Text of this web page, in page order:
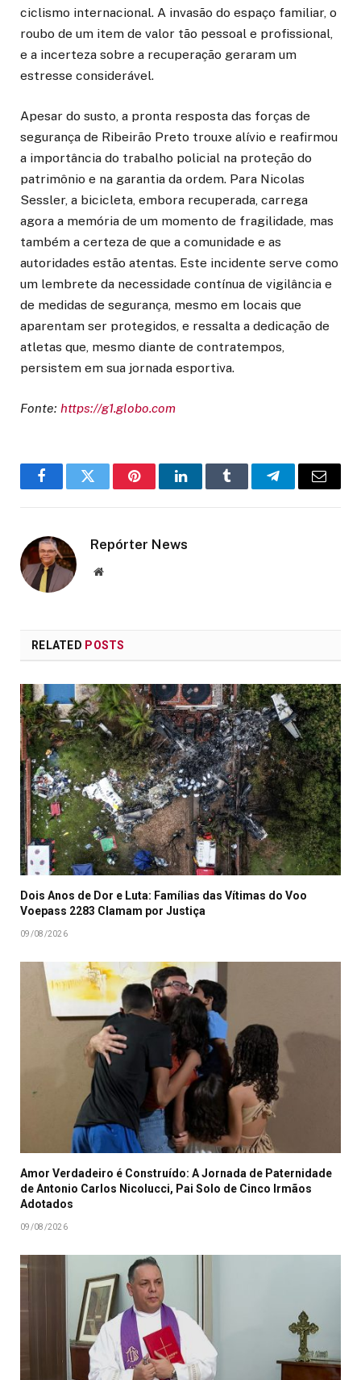
ciclismo internacional. A invasão do espaço familiar, o
roubo de um item de valor tão pessoal e profissional,
e a incerteza sobre a recuperação geraram um
estresse considerável.
Apesar do susto, a pronta resposta das forças de
segurança de Ribeirão Preto trouxe alívio e reafirmou
a importância do trabalho policial na proteção do
patrimônio e na garantia da ordem. Para Nicolas
Sessler, a bicicleta, embora recuperada, carrega
agora a memória de um momento de fragilidade, mas
também a certeza de que a comunidade e as
autoridades estão atentas. Este incidente serve como
um lembrete da necessidade contínua de vigilância e
de medidas de segurança, mesmo em locais que
aparentam ser protegidos, e ressalta a dedicação de
atletas que, mesmo diante de contratempos,
persistem em sua jornada esportiva.
Fonte: https://g1.globo.com
FacebookTwitter PinterestLinkedInTumblr TelegramEmail
Repórter News
Website
RELATED POSTS
Dois Anos de Dor e Luta: Famílias das Vítimas do Voo
Voepass 2283 Clamam por Justiça
09/08/2026
Amor Verdadeiro é Construído: A Jornada de Paternidade
de Antonio Carlos Nicolucci, Pai Solo de Cinco Irmãos
Adotados
09/08/2026